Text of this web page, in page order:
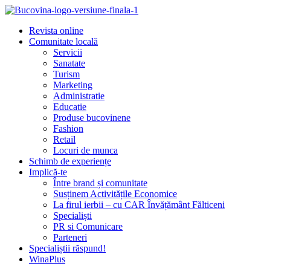
Revista online
Comunitate locală
Servicii
Sanatate
Turism
Marketing
Administratie
Educatie
Produse bucovinene
Fashion
Retail
Locuri de munca
Schimb de experiențe
Implică-te
Între brand și comunitate
Susținem Activitățile Economice
La firul ierbii – cu CAR Învățământ Fălticeni
Specialiști
PR si Comunicare
Parteneri
Specialiștii răspund!
WinaPlus